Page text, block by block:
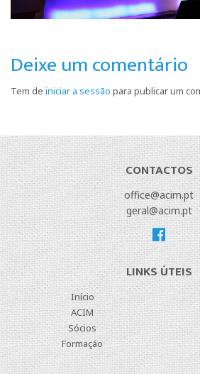
Deixe um comentário
Tem de iniciar a sessão para publicar um
CONTACTOS
office@acim.pt
geral@acim.pt
LINKS ÚTEIS
Início
ACIM
Sócios
Formação